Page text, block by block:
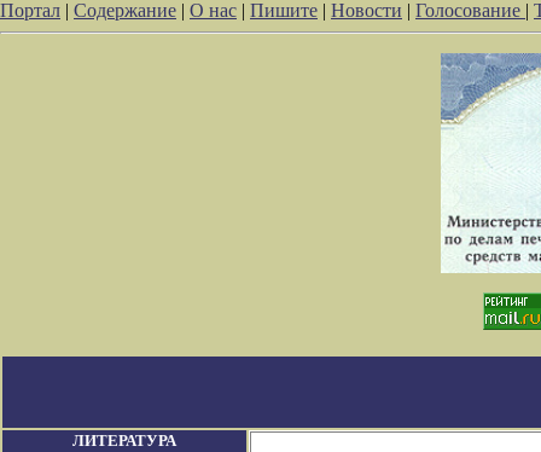
Портал | Содержание | О нас | Пишите | Новости | Голосование |
ЛИТЕРАТУРА